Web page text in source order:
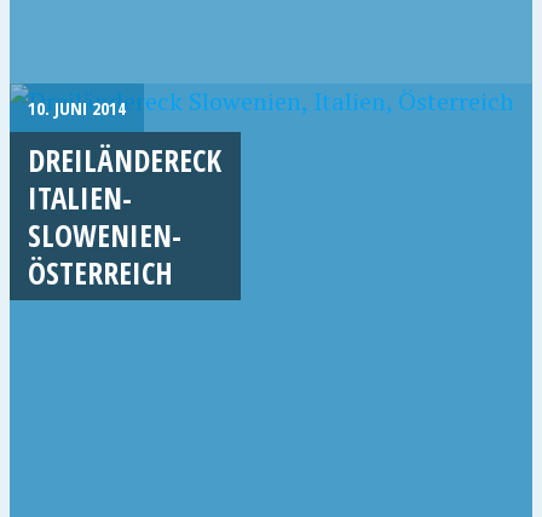
10. JUNI 2014
DREILÄNDERECK
ITALIEN-
SLOWENIEN-
ÖSTERREICH